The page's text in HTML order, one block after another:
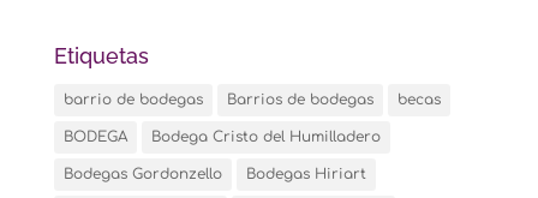
Etiquetas
barrio de bodegas Barrios de bodegas becas
BODEGA Bodega Cristo del Humilladero
Bodegas Gordonzello Bodegas Hiriart